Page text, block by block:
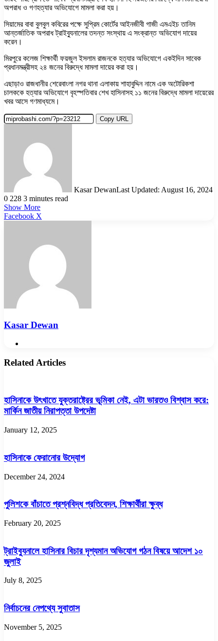
অপরাধ ও গণহত্যার অভিযোগে মামলা করা হয়।
সিয়ামের বাবা বুলবুল কবিরের পক্ষে সুপ্রিম কোর্টের আইনজীবী গাজী এমএইচ তানিম
আন্তর্জাতিক অপরাধ ট্রাইব্যুনালের তদন্ত সংস্থায় এ সংক্রান্ত অভিযোগ দায়ের
করেন।
মিরপুরে কলেজ শিক্ষার্থী ফয়জুল ইসলাম রাজনকে হত্যার অভিযোগে একইদিন সাবেক
প্রধানমন্ত্রীসহ ২৪ জনের বিরুদ্ধে মামলা দায়ের করা হয়।
এছাড়াও রাজধানীর শেরেবাংলা নগর থানা এলাকায় শাহাবুদ্দিন নামে এক অটোরিকশা
চালককে হত্যার অভিযোগে বৃহস্পতিবার শেখ হাসিনাসহ ১১ জনের বিরুদ্ধে মামলা দায়েরের
খবর আসে গণমাধ্যমে।
Copy URL
Kasar DewanLast Updated: August 16, 2024
0 228 3 minutes read
Show More
Facebook X
Kasar Dewan
Related Articles
হাসিনাকে উৎখাতে যুক্তরাষ্ট্রের ভূমিকা নেই, এটা ভারতও বিশ্বাস করে:
মার্কিন জাতীয় নিরাপত্তা উপদেষ্টা
January 12, 2025
হাসিনাকে ফেরানোর উদ্যোগ
December 24, 2024
পুলিশকে বাঁচাতে প্রশ্নবিদ্ধ প্রতিবেদন, শিক্ষার্থীরা ক্ষুব্ধ
February 20, 2025
ট্রাইব্যুনালে হাসিনার বিচার দৃশ্যমান অভিযোগ গঠন বিষয়ে আদেশ ১০
জুলাই
July 8, 2025
নির্বাচনের নেপথ্যে সুবাতাস
November 5, 2025